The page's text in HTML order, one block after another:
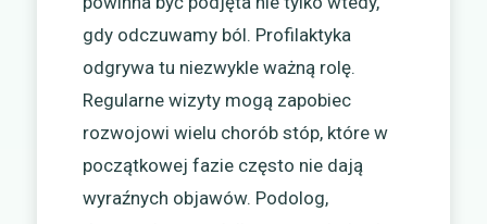
gdy odczuwamy ból. Profilaktyka
odgrywa tu niezwykle ważną rolę.
Regularne wizyty mogą zapobiec
rozwojowi wielu chorób stóp, które w
początkowej fazie często nie dają
wyraźnych objawów. Podolog,